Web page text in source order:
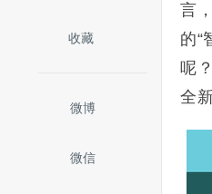
收藏
微博
微信
言
的“
呢
全